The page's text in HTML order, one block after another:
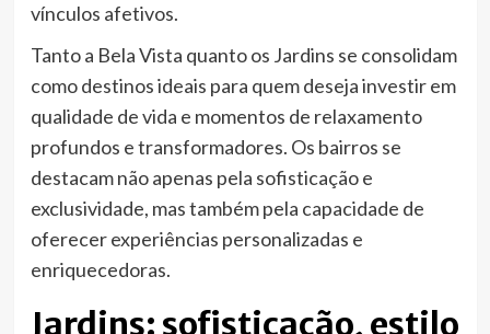
vínculos afetivos.
Tanto a Bela Vista quanto os Jardins se consolidam
como destinos ideais para quem deseja investir em
qualidade de vida e momentos de relaxamento
profundos e transformadores. Os bairros se
destacam não apenas pela sofisticação e
exclusividade, mas também pela capacidade de
oferecer experiências personalizadas e
enriquecedoras.
Jardins: sofisticação, estilo